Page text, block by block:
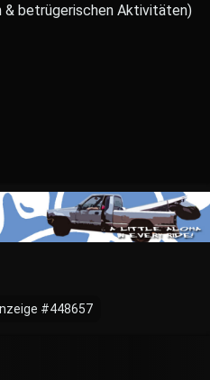
& betrügerischen Aktivitäten)
#448657